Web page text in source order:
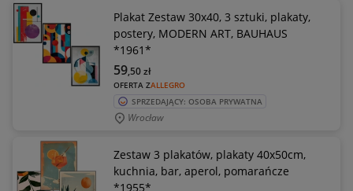
Plakat Zestaw 30x40, 3 sztuki, plakaty,
postery, MODERN ART, BAUHAUS
*1961*
OFERTA ZALLEGRO
59,50zł
SPRZEDAJĄCY: OSOBA PRYWATNA
Wrocław
Zestaw 3 plakatów, plakaty 40x50cm,
kuchnia, bar, aperol, pomarańcze
*1955*